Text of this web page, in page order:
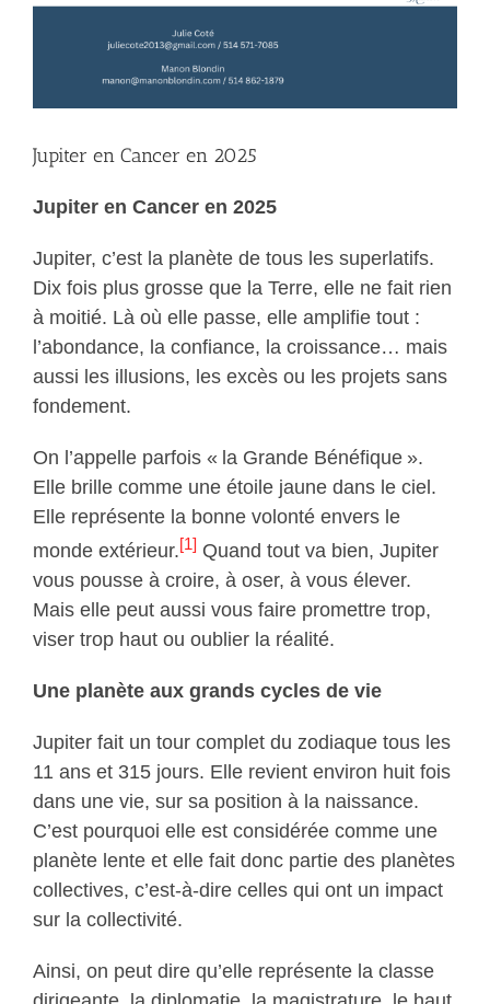
Jupiter en Cancer en 2025
Jupiter en Cancer en 2025
Jupiter, c’est la planète de tous les superlatifs.
Dix fois plus grosse que la Terre, elle ne fait rien
à moitié. Là où elle passe, elle amplifie tout :
l’abondance, la confiance, la croissance… mais
aussi les illusions, les excès ou les projets sans
fondement.
On l’appelle parfois « la Grande Bénéfique ».
Elle brille comme une étoile jaune dans le ciel.
Elle représente la bonne volonté envers le
monde extérieur.[1] Quand tout va bien, Jupiter
vous pousse à croire, à oser, à vous élever.
Mais elle peut aussi vous faire promettre trop,
viser trop haut ou oublier la réalité.
Une planète aux grands cycles de vie
Jupiter fait un tour complet du zodiaque tous les
11 ans et 315 jours. Elle revient environ huit fois
dans une vie, sur sa position à la naissance.
C’est pourquoi elle est considérée comme une
planète lente et elle fait donc partie des planètes
collectives, c’est-à-dire celles qui ont un impact
sur la collectivité.
Ainsi, on peut dire qu’elle représente la classe